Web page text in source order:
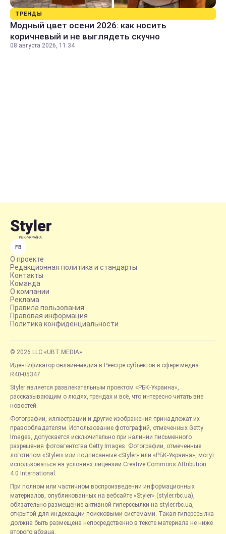
ТРЕНДЫ
Модный цвет осени 2026: как носить
коричневый и не выглядеть скучно
08 августа 2026, 11:34
FB
О проекте
Редакционная политика и стандарты
Контакты
Команда
О компании
Реклама
Правила пользования
Правовая информация
Политика конфиденциальности
© 2026 LLC «UBT MEDIA»
Идентификатор онлайн-медиа в Реестре субъектов в сфере медиа —
R40-05347
Styler является развлекательным проектом «РБК-Украина»,
рассказывающим о людях, трендах и всё, что интересно читать вне
новостей.
Фотографии, иллюстрации и другие изображения принадлежат их
правообладателям. Использование фотографий, отмеченных Getty
Images, допускается исключительно при наличии письменного
разрешения фотоагентства Getty Images. Фотографии, отмеченные
логотипом «Styler» или подписанные «Styler» или «РБК-Украина», могут
использоваться на условиях лицензии Creative Commons Attribution
4.0 International.
При полном или частичном воспроизведении информационных
материалов, опубликованных на вебсайте «Styler» (styler.rbc.ua),
обязательно размещение активной гиперссылки на styler.rbc.ua,
открытой для индексации поисковыми системами. Такая гиперссылка
должна быть размещена непосредственно в тексте материала не ниже
второго абзаца.